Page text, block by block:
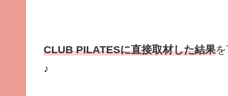
CLUB PILATESに直接取材した結果
♪